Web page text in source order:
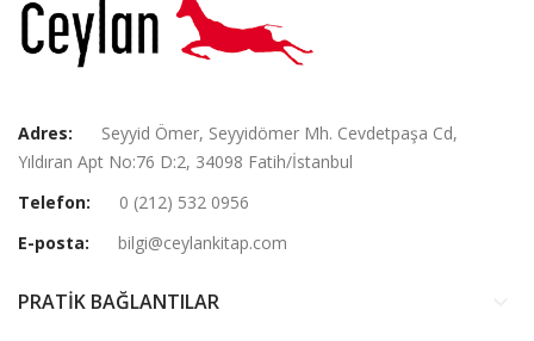
Adres:
Seyyid Ömer, Seyyidömer Mh. Cevdetpaşa Cd,
Yıldıran Apt No:76 D:2, 34098 Fatih/İstanbul
Telefon:
0 (212) 532 0956
E-posta:
bilgi@ceylankitap.com
PRATİK BAĞLANTILAR